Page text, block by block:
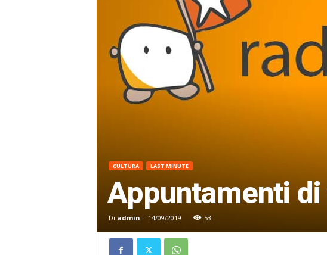
CULTURA LAST MINUTE
Appuntamenti
Di admin - 14/09/2019 53